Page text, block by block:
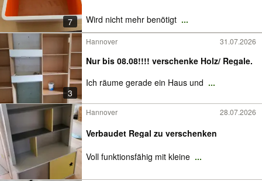
7 Wird nicht mehr benötigt ...
3
Hannover 31.07.2026
Nur bis 08.08!!!! verschenke Holz/ Regale.
Ich räume gerade ein Haus und ...
Hannover 28.07.2026
Verbaudet Regal zu verschenken
Voll funktionsfähig mit kleine ...